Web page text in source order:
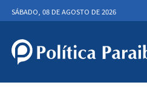
SÁBADO, 08 DE AGOSTO DE 2026